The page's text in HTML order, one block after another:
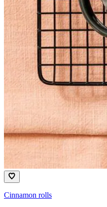
Cinnamon rolls